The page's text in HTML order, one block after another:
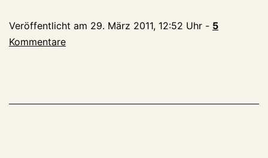
obene
Veröffentlicht am 29. März 2011, 12:52 Uhr - 5
Kommentare